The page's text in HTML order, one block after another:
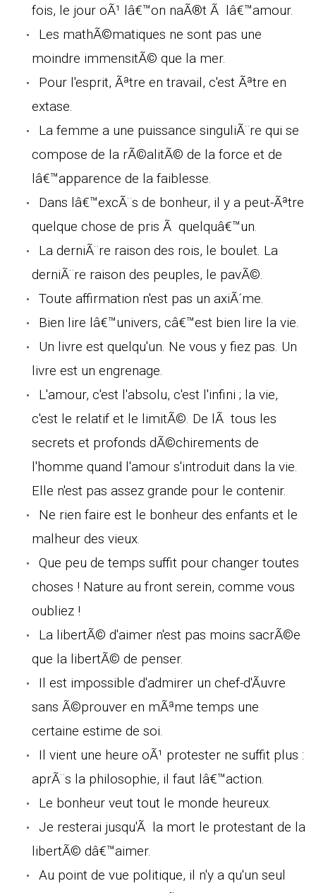
fois, le jour oÃ¹ lâ€™on naÃ®t Ã lâ€™amour.
Les mathÃ©matiques ne sont pas une
moindre immensitÃ© que la mer.
Pour l'esprit, Ãªtre en travail, c'est Ãªtre en
extase.
La femme a une puissance singuliÃ¨re qui se
compose de la rÃ©alitÃ© de la force et de
lâ€™apparence de la faiblesse.
Dans lâ€™excÃ¨s de bonheur, il y a peut-Ãªtre
quelque chose de pris Ã quelquâ€™un.
La derniÃ¨re raison des rois, le boulet. La
derniÃ¨re raison des peuples, le pavÃ©.
Toute affirmation n'est pas un axiÃ´me.
Bien lire lâ€™univers, câ€™est bien lire la vie.
Un livre est quelqu'un. Ne vous y fiez pas. Un
livre est un engrenage.
L'amour, c'est l'absolu, c'est l'infini ; la vie,
c'est le relatif et le limitÃ©. De lÃ tous les
secrets et profonds dÃ©chirements de
l'homme quand l'amour s'introduit dans la vie.
Elle n'est pas assez grande pour le contenir.
Ne rien faire est le bonheur des enfants et le
malheur des vieux.
Que peu de temps suffit pour changer toutes
choses ! Nature au front serein, comme vous
oubliez !
La libertÃ© d'aimer n'est pas moins sacrÃ©e
que la libertÃ© de penser.
Il est impossible d'admirer un chef-d'Ãuvre
sans Ã©prouver en mÃªme temps une
certaine estime de soi.
Il vient une heure oÃ¹ protester ne suffit plus :
aprÃ¨s la philosophie, il faut lâ€™action.
Le bonheur veut tout le monde heureux.
Je resterai jusqu'Ã la mort le protestant de la
libertÃ© dâ€™aimer.
Au point de vue politique, il n'y a qu'un seul